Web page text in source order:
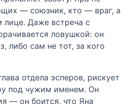
— союзник, кто — враг, а
Даже встреча с
ловушкой: он
либо сам не тот, за кого
отдела эсперов, рискует
под чужим именем. Он
— он боится, что Яна